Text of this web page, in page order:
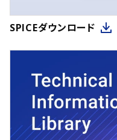
SPICEダウンロード